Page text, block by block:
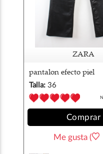
ZARA
pantalon efecto piel
zara
Talla: 36
Comprar
Me gusta (